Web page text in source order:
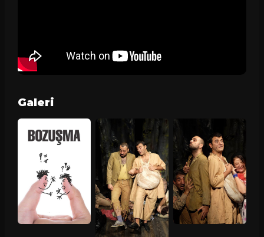
Galeri